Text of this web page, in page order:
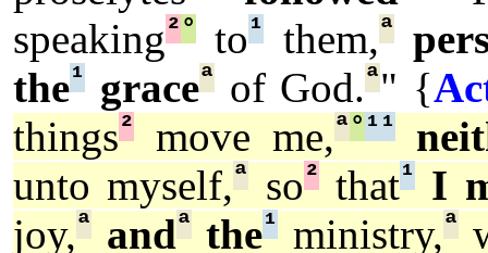
speaking²° to¹ them,ª
the¹ graceªof God.ª" {
things² move me,ª° ¹ ¹
unto myself,ª so²that¹
I
joy,ª andª the¹ ministry,ª